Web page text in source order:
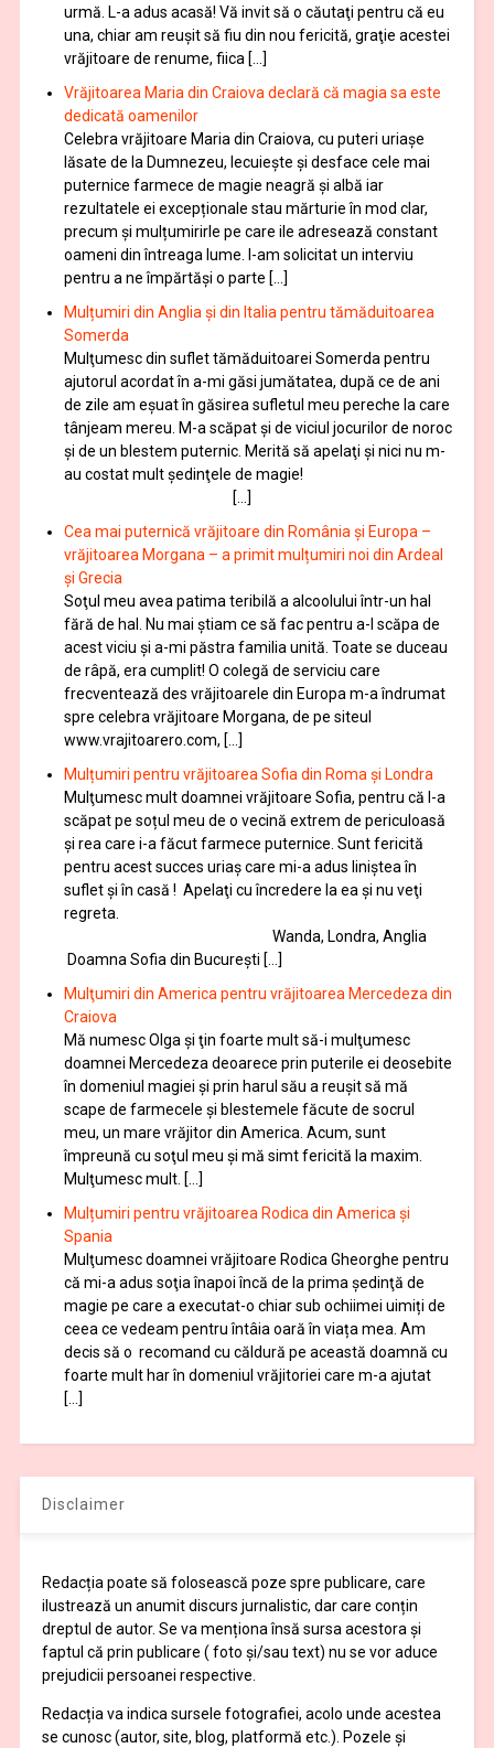
urmă. L-a adus acasă! Vă invit să o căutaţi pentru că eu
una, chiar am reuşit să fiu din nou fericită, graţie acestei
vrăjitoare de renume, fiica […]
Vrăjitoarea Maria din Craiova declară că magia sa este
dedicată oamenilor
Celebra vrăjitoare Maria din Craiova, cu puteri uriașe
lăsate de la Dumnezeu, lecuieşte şi desface cele mai
puternice farmece de magie neagră şi albă iar
rezultatele ei excepționale stau mărturie în mod clar,
precum și mulțumirirle pe care ile adresează constant
oameni din întreaga lume. I-am solicitat un interviu
pentru a ne împărtăși o parte […]
Mulțumiri din Anglia și din Italia pentru tămăduitoarea
Somerda
Mulţumesc din suflet tămăduitoarei Somerda pentru
ajutorul acordat în a-mi găsi jumătatea, după ce de ani
de zile am eşuat în găsirea sufletul meu pereche la care
tânjeam mereu. M-a scăpat şi de viciul jocurilor de noroc
şi de un blestem puternic. Merită să apelaţi şi nici nu m-
au costat mult şedinţele de magie!
[…]
Cea mai puternică vrăjitoare din România și Europa –
vrăjitoarea Morgana – a primit mulțumiri noi din Ardeal
și Grecia
Soţul meu avea patima teribilă a alcoolului într-un hal
fără de hal. Nu mai ştiam ce să fac pentru a-l scăpa de
acest viciu şi a-mi păstra familia unită. Toate se duceau
de râpă, era cumplit! O colegă de serviciu care
frecventează des vrăjitoarele din Europa m-a îndrumat
spre celebra vrăjitoare Morgana, de pe siteul
www.vrajitoarero.com, […]
Mulțumiri pentru vrăjitoarea Sofia din Roma și Londra
Mulţumesc mult doamnei vrăjitoare Sofia, pentru că l-a
scăpat pe soțul meu de o vecină extrem de periculoasă
și rea care i-a făcut farmece puternice. Sunt fericită
pentru acest succes uriaș care mi-a adus liniștea în
suflet și în casă ! Apelaţi cu încredere la ea şi nu veţi
regreta.
Wanda, Londra, Anglia
Doamna Sofia din București […]
Mulţumiri din America pentru vrăjitoarea Mercedeza din
Craiova
Mă numesc Olga şi ţin foarte mult să-i mulţumesc
doamnei Mercedeza deoarece prin puterile ei deosebite
în domeniul magiei şi prin harul său a reuşit să mă
scape de farmecele şi blestemele făcute de socrul
meu, un mare vrăjitor din America. Acum, sunt
împreună cu soţul meu şi mă simt fericită la maxim.
Mulţumesc mult. […]
Mulțumiri pentru vrăjitoarea Rodica din America și
Spania
Mulţumesc doamnei vrăjitoare Rodica Gheorghe pentru
că mi-a adus soţia înapoi încă de la prima şedinţă de
magie pe care a executat-o chiar sub ochiimei uimiți de
ceea ce vedeam pentru întâia oară în viața mea. Am
decis să o recomand cu căldură pe această doamnă cu
foarte mult har în domeniul vrăjitoriei care m-a ajutat
[…]
Disclaimer
Redacția poate să folosească poze spre publicare, care
ilustrează un anumit discurs jurnalistic, dar care conțin
dreptul de autor. Se va menționa însă sursa acestora și
faptul că prin publicare ( foto și/sau text) nu se vor aduce
prejudicii persoanei respective.
Redacția va indica sursele fotografiei, acolo unde acestea
se cunosc (autor, site, blog, platformă etc.). Pozele și